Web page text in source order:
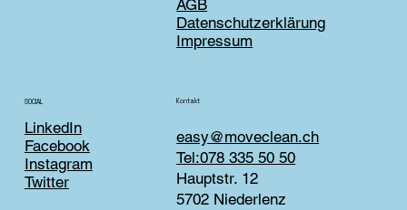
Datenschutzerklärung
AGB
Impressum
SOCIAL
LinkedIn
Facebook
Instagram
Twitter
Kontakt
easy@moveclean.ch
Tel:078 335 50 50
Hauptstr. 12
5702 Niederlenz